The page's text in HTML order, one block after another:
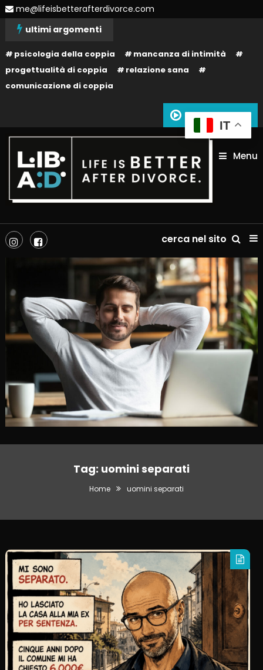
Skipme@lifeisbetterafterdivorce.com
ultimi argomenti
psicologia della coppia
mancanza di intimità
progettualità di coppia
relazione sana
comunicazione di coppia
Siamo in onda
Life is better after divorce –
LIBAD
Menu
cerca nel sito
Tag: uomini separati
Home uomini separati
IT